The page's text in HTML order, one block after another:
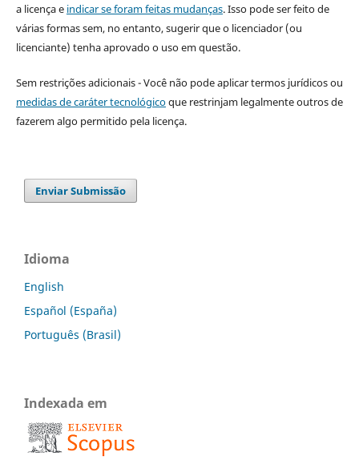
a licença e indicar se foram feitas mudanças. Isso pode ser feito de
várias formas sem, no entanto, sugerir que o licenciador (ou
licenciante) tenha aprovado o uso em questão.
Sem restrições adicionais - Você não pode aplicar termos jurídicos ou
medidas de caráter tecnológicoque restrinjam legalmente outros de
fazerem algo permitido pela licença.
Enviar Submissão
Idioma
English
Español (España)
Português (Brasil)
Indexada em